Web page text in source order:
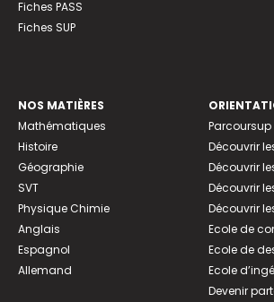
Fiches PASS
Fiches SUP
NOS MATIÈRES
Mathématiques
Histoire
Géographie
SVT
Physique Chimie
Anglais
Espagnol
Allemand
Parcoursup
Découvrir
Découvrir
Découvrir
Découvrir
Ecole de
Ecole de
Ecole
Devenir